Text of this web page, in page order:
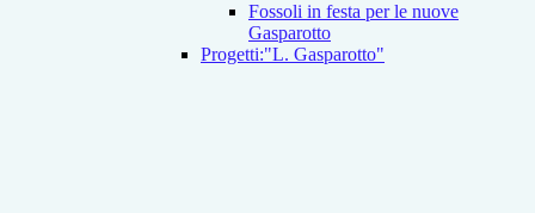
Fossoli in festa per le nuove
Gasparotto
Progetti:"L. Gasparotto"